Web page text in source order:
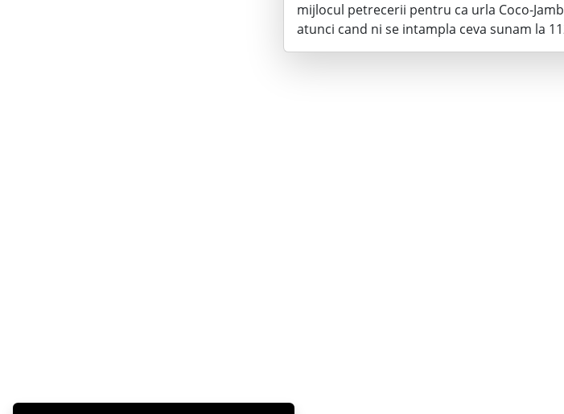
mijlocul petrecerii pentru ca urla Coco-
atunci cand ni se intampla ceva sunam la